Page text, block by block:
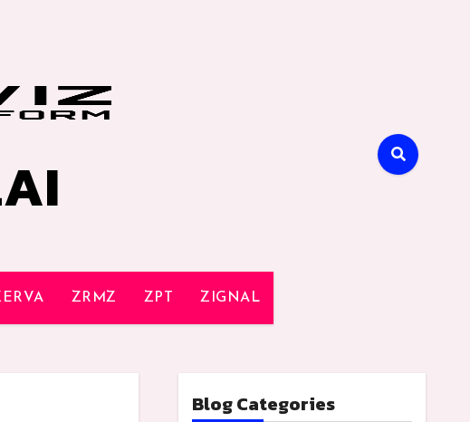
ZRMZ ZPT ZIGNAL
Blog Categories